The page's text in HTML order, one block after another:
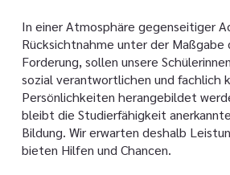
In einer Atmosphäre gegenseitiger
Rücksichtnahme unter der Maßgabe
Forderung, sollen unsere
sozial verantwortlichen und fachlich
Persönlichkeiten herangebildet
bleibt die Studierfähigkeit
Bildung. Wir erwarten deshalb
bieten Hilfen und Chancen.